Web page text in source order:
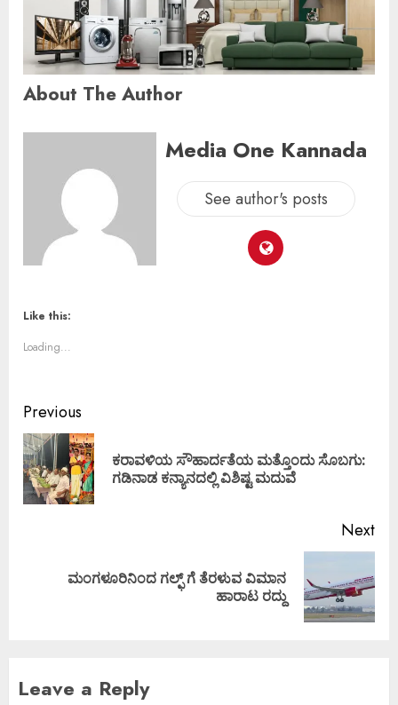
About The Author
Media One Kannada
See author's posts
Like this:
Loading...
Previous
ಕರಾವಳಿಯ ಸೌಹಾರ್ದತೆಯ ಮತ್ತೊಂದು ಸೊಬಗು:
ಗಡಿನಾಡ ಕನ್ಯಾನದಲ್ಲಿ ವಿಶಿಷ್ಟ ಮದುವೆ
Next
ಮಂಗಳೂರಿನಿಂದ ಗಲ್ಫ್ ಗೆ ತೆರಳುವ ವಿಮಾನ
ಹಾರಾಟ ರದ್ದು
Leave a Reply